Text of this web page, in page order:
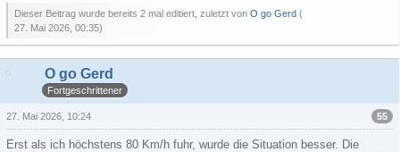
Dieser Beitrag wurde bereits 2 mal editiert, zuletzt von O go Gerd (
27. Mai 2026, 00:35)
O go Gerd
Fortgeschrittener
55
27. Mai 2026, 10:24
Erst als ich höchstens 80 Km/h fuhr, wurde die Situation besser. Die